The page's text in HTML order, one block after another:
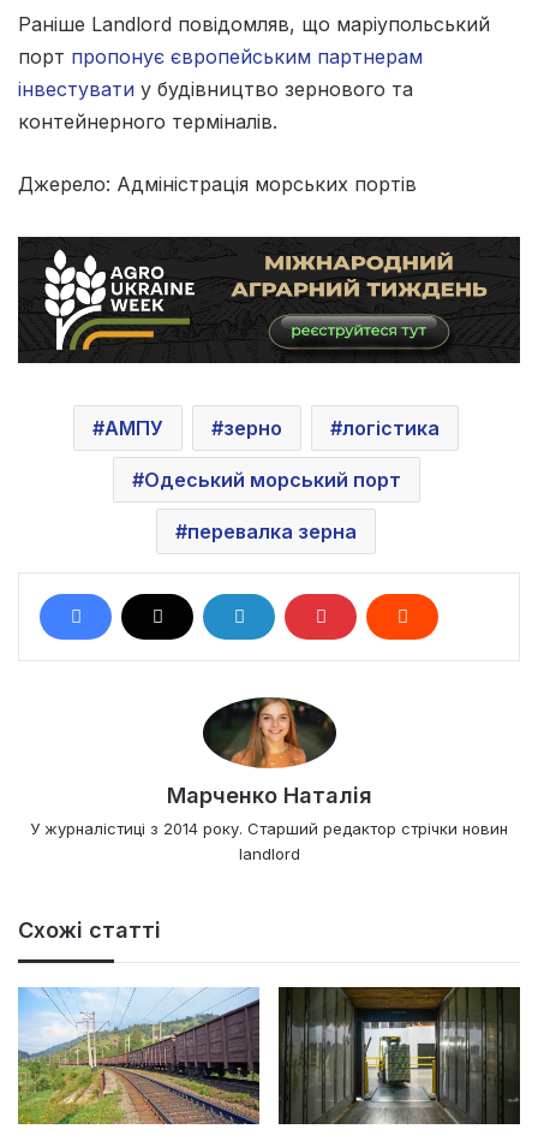
Раніше Landlord повідомляв, що маріупольський
порт пропонує європейським партнерам
інвестувати у будівництво зернового та
контейнерного терміналів.
Джерело: Адміністрація морських портів
АМПУ зерно логістика
Одеський морський порт
перевалка зерна
Марченко Наталія
У журналістиці з 2014 року. Старший редактор стрічки новин
landlord
Схожі статті